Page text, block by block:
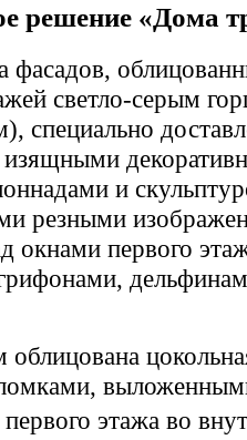
решение «Дома
фасадов,
светло-серым
специально
изящными
и
резными
окнами первого
этажа во